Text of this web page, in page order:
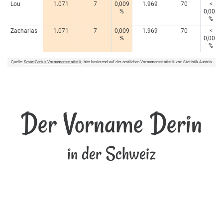
Lou
1.071 7
0,009
%
1.969 70
<
0,005
%
Zacharias
1.071 7
0,009
%
1.969 70
<
0,005
%
Quelle: SmartGenius-Vornamensstatistik, hier basierend auf der amtlichen Vornamensstatistik von Statistik Austria.
Der Vorname Derin
in der Schweiz